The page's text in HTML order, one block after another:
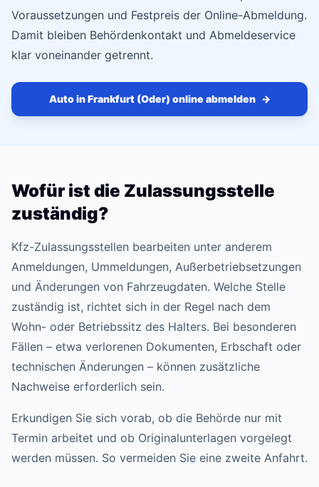
Voraussetzungen und Festpreis der Online-Abmeldung.
Damit bleiben Behördenkontakt und Abmeldeservice
klar voneinander getrennt.
Auto in Frankfurt (Oder) online abmelden →
Wofür ist die Zulassungsstelle
zuständig?
Kfz-Zulassungsstellen bearbeiten unter anderem
Anmeldungen, Ummeldungen, Außerbetriebsetzungen
und Änderungen von Fahrzeugdaten. Welche Stelle
zuständig ist, richtet sich in der Regel nach dem
Wohn- oder Betriebssitz des Halters. Bei besonderen
Fällen – etwa verlorenen Dokumenten, Erbschaft oder
technischen Änderungen – können zusätzliche
Nachweise erforderlich sein.
Erkundigen Sie sich vorab, ob die Behörde nur mit
Termin arbeitet und ob Originalunterlagen vorgelegt
werden müssen. So vermeiden Sie eine zweite Anfahrt.